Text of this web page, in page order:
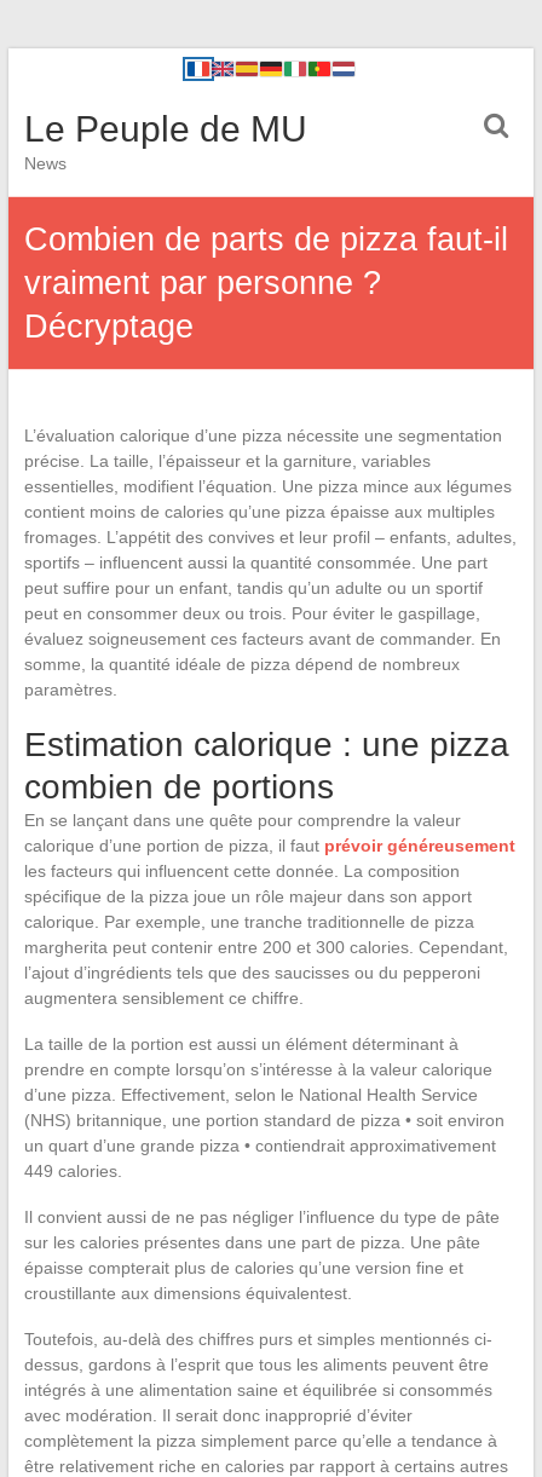
Le Peuple de MU
News
Combien de parts de pizza faut-il
vraiment par personne ?
Décryptage
L’évaluation calorique d’une pizza nécessite une segmentation
précise. La taille, l’épaisseur et la garniture, variables
essentielles, modifient l’équation. Une pizza mince aux légumes
contient moins de calories qu’une pizza épaisse aux multiples
fromages. L’appétit des convives et leur profil – enfants, adultes,
sportifs – influencent aussi la quantité consommée. Une part
peut suffire pour un enfant, tandis qu’un adulte ou un sportif
peut en consommer deux ou trois. Pour éviter le gaspillage,
évaluez soigneusement ces facteurs avant de commander. En
somme, la quantité idéale de pizza dépend de nombreux
paramètres.
Estimation calorique : une pizza
combien de portions
En se lançant dans une quête pour comprendre la valeur
calorique d’une portion de pizza, il faut prévoir généreusement
les facteurs qui influencent cette donnée. La composition
spécifique de la pizza joue un rôle majeur dans son apport
calorique. Par exemple, une tranche traditionnelle de pizza
margherita peut contenir entre 200 et 300 calories. Cependant,
l’ajout d’ingrédients tels que des saucisses ou du pepperoni
augmentera sensiblement ce chiffre.
La taille de la portion est aussi un élément déterminant à
prendre en compte lorsqu’on s’intéresse à la valeur calorique
d’une pizza. Effectivement, selon le National Health Service
(NHS) britannique, une portion standard de pizza • soit environ
un quart d’une grande pizza • contiendrait approximativement
449 calories.
Il convient aussi de ne pas négliger l’influence du type de pâte
sur les calories présentes dans une part de pizza. Une pâte
épaisse compterait plus de calories qu’une version fine et
croustillante aux dimensions équivalentest.
Toutefois, au-delà des chiffres purs et simples mentionnés ci-
dessus, gardons à l’esprit que tous les aliments peuvent être
intégrés à une alimentation saine et équilibrée si consommés
avec modération. Il serait donc inapproprié d’éviter
complètement la pizza simplement parce qu’elle a tendance à
être relativement riche en calories par rapport à certains autres